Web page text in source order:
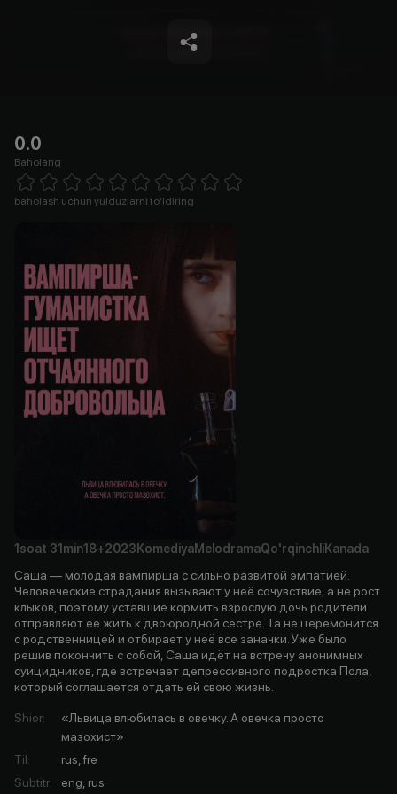
0.0
Baholang
1 Star 2 Stars 3 Stars 4 Stars5 Stars 6 Stars7 Stars8 Stars
baholash uchun yulduzlarni to'ldiring
1soat 31min18+2023 KomediyaMelodramaQo'rqinchliKanada
Саша — молодая вампирша с сильно развитой эмпатией.
Человеческие страдания вызывают у неё сочувствие, а не рост
клыков, поэтому уставшие кормить взрослую дочь родители
отправляют её жить к двоюродной сестре. Та не церемонится
с родственницей и отбирает у неё все заначки. Уже было
решив покончить с собой, Саша идёт на встречу анонимных
суицидников, где встречает депрессивного подростка Пола,
который соглашается отдать ей свою жизнь.
Shior:
«Львица влюбилась в овечку. А овечка просто
мазохист»
Til:
rus, fre
Subtitr:
eng, rus